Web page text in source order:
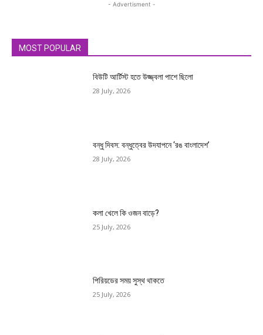
- Advertisment -
MOST POPULAR
বিউটি আর্টিস্ট হতে উজ্জ্বলা পাশে ছিলো
28 July, 2026
বন্ধু দিবস: বন্ধুত্বের উদযাপনে ‘রঙ বাংলাদেশ’
28 July, 2026
কলা খেলে কি ওজন বাড়ে?
25 July, 2026
পিরিয়ডের সময় সুস্থ থাকতে
25 July, 2026